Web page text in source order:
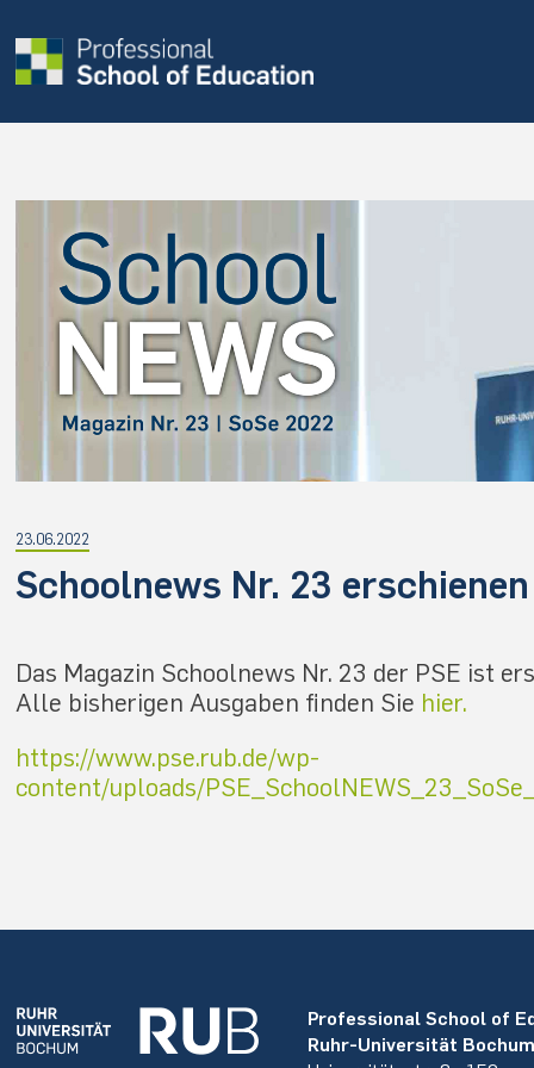
23.06.2022
Schoolnews Nr. 23 erschienen
Das Magazin Schoolnews Nr. 23 der PSE ist
Alle bisherigen Ausgaben finden Sie hier.
https://www.pse.rub.de/wp-
content/uploads/
Professional School of
Ruhr-Universität Bochum